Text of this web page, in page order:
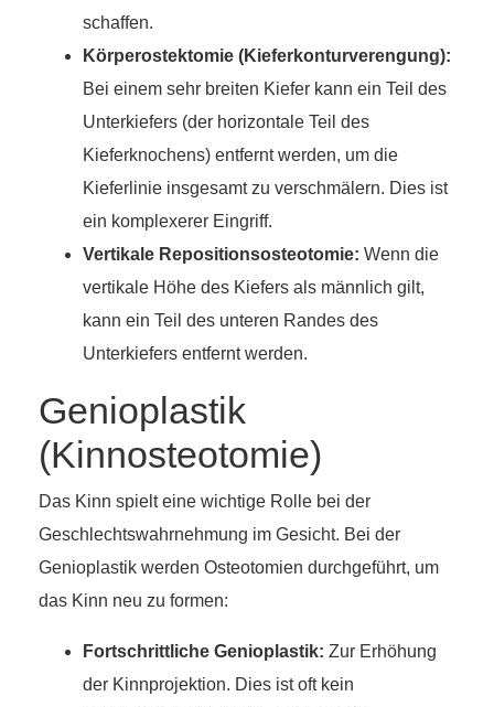
schaffen.
Körperostektomie (Kieferkonturverengung):
Bei einem sehr breiten Kiefer kann ein Teil des
Unterkiefers (der horizontale Teil des
Kieferknochens) entfernt werden, um die
Kieferlinie insgesamt zu verschmälern. Dies ist
ein komplexerer Eingriff.
Vertikale Repositionsosteotomie: Wenn die
vertikale Höhe des Kiefers als männlich gilt,
kann ein Teil des unteren Randes des
Unterkiefers entfernt werden.
Genioplastik
(Kinnosteotomie)
Das Kinn spielt eine wichtige Rolle bei der
Geschlechtswahrnehmung im Gesicht. Bei der
Genioplastik werden Osteotomien durchgeführt, um
das Kinn neu zu formen:
Fortschrittliche Genioplastik: Zur Erhöhung
der Kinnprojektion. Dies ist oft kein